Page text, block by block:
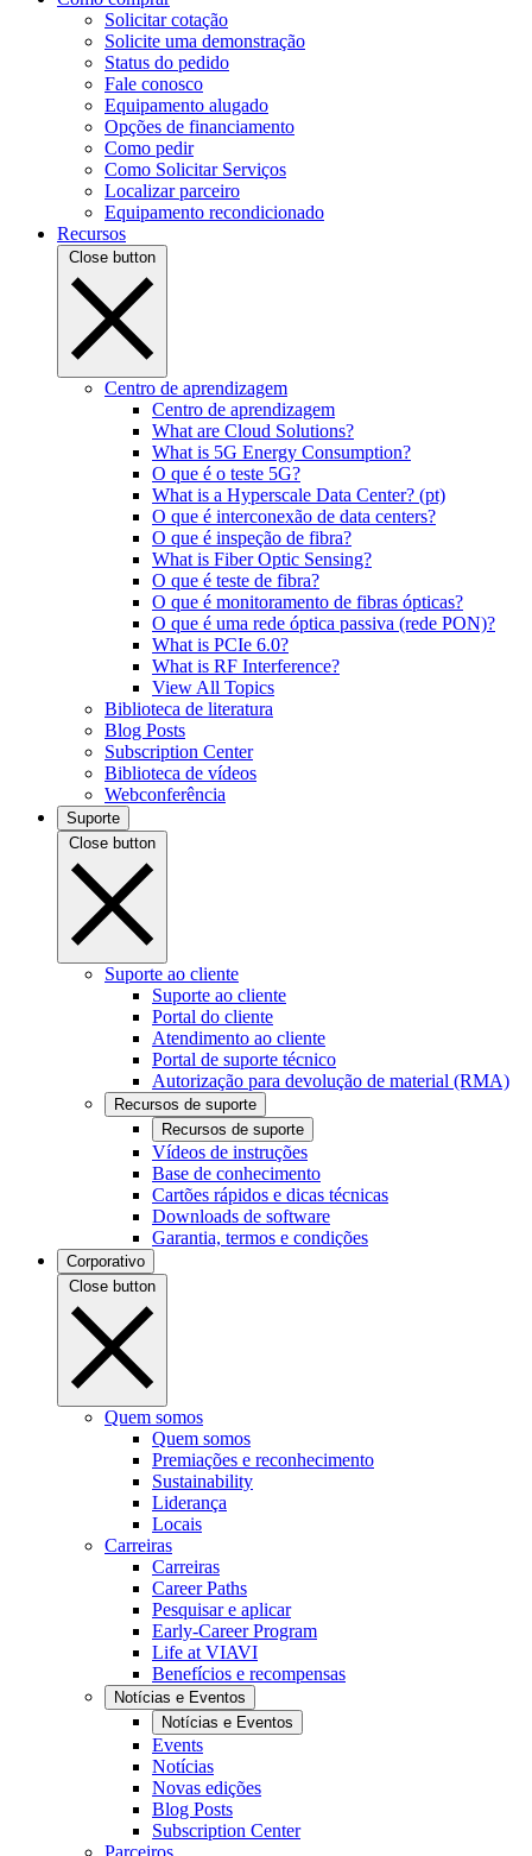
Solicitar cotação
Solicite uma demonstração
Status do pedido
Fale conosco
Equipamento alugado
Opções de financiamento
Como pedir
Como Solicitar Serviços
Localizar parceiro
Equipamento recondicionado
Recursos
Close button
Centro de aprendizagem
Centro de aprendizagem
What are Cloud Solutions?
What is 5G Energy Consumption?
O que é o teste 5G?
What is a Hyperscale Data Center? (pt)
O que é interconexão de data centers?
O que é inspeção de fibra?
What is Fiber Optic Sensing?
O que é teste de fibra?
O que é monitoramento de fibras ópticas?
O que é uma rede óptica passiva (rede PON)?
What is PCIe 6.0?
What is RF Interference?
View All Topics
Biblioteca de literatura
Blog Posts
Subscription Center
Biblioteca de vídeos
Webconferência
Suporte
Close button
Suporte ao cliente
Suporte ao cliente
Portal do cliente
Atendimento ao cliente
Portal de suporte técnico
Autorização para devolução de material (RMA)
Recursos de suporte
Recursos de suporte
Vídeos de instruções
Base de conhecimento
Cartões rápidos e dicas técnicas
Downloads de software
Garantia, termos e condições
Corporativo
Close button
Quem somos
Quem somos
Premiações e reconhecimento
Sustainability
Liderança
Locais
Carreiras
Carreiras
Career Paths
Pesquisar e aplicar
Early-Career Program
Life at VIAVI
Benefícios e recompensas
Notícias e Eventos
Notícias e Eventos
Events
Notícias
Novas edições
Blog Posts
Subscription Center